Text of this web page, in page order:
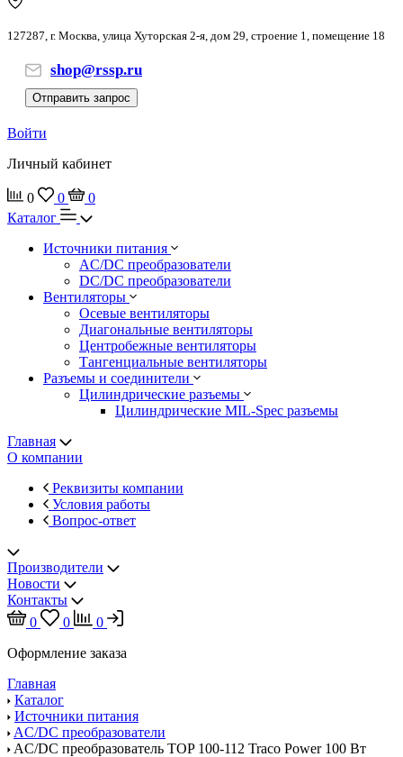
127287, г. Москва, улица Хуторская 2-я, дом 29, строение 1, помещение 18
shop@rssp.ru
Отправить запрос
Войти
Личный кабинет
0 0
0
Каталог
Источники питания
AC/DC преобразователи
DC/DC преобразователи
Вентиляторы
Осевые вентиляторы
Диагональные вентиляторы
Центробежные вентиляторы
Тангенциальные вентиляторы
Разъемы и соединители
Цилиндрические разъемы
Цилиндрические MIL-Spec разъемы
Главная
О компании
Реквизиты компании
Условия работы
Вопрос-ответ
Производители
Новости
Контакты
0
0
0
Оформление заказа
Главная
Каталог
Источники питания
AC/DC преобразователи
AC/DC преобразователь TOP 100-112 Traco Power 100 Вт